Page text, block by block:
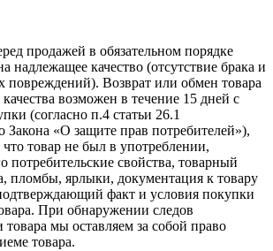
продажей в обязательном порядке
надлежащее качество (отсутствие брака и
повреждений). Возврат или обмен товара
возможен в течение 15 дней с
(согласно п.4 статьи 26.1
Закона «О защите прав потребителей»),
товар не был в употреблении,
потребительские свойства, товарный
пломбы, ярлыки, документация к товару
факт и условия покупки
При обнаружении следов
товара мы оставляем за собой право
товара.